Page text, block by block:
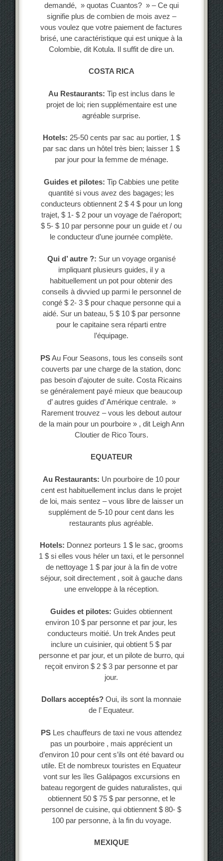
demandé, » quotas Cuantos? » – Ce qui
signifie plus de combien de mois avez –
vous voulez que votre paiement de factures
brisé, une caractéristique qui est unique à la
Colombie, dit Kotula. Il suffit de dire un.
COSTA RICA
Au Restaurants: Tip est inclus dans le
projet de loi; rien supplémentaire est une
agréable surprise.
Hotels: 25-50 cents par sac au portier, 1 $
par sac dans un hôtel très bien; laisser 1 $
par jour pour la femme de ménage.
Guides et pilotes: Tip Cabbies une petite
quantité si vous avez des bagages; les
conducteurs obtiennent 2 $ 4 $ pour un long
trajet, $ 1- $ 2 pour un voyage de l’aéroport;
$ 5- $ 10 par personne pour un guide et / ou
le conducteur d’une journée complète.
Qui d’ autre ?: Sur un voyage organisé
impliquant plusieurs guides, il y a
habituellement un pot pour obtenir des
conseils à divvied up parmi le personnel de
congé $ 2- 3 $ pour chaque personne qui a
aidé. Sur un bateau, 5 $ 10 $ par personne
pour le capitaine sera réparti entre
l’équipage.
PSAu Four Seasons, tous les conseils sont
couverts par une charge de la station, donc
pas besoin d’ajouter de suite. Costa Ricains
se généralement payé mieux que beaucoup
d’ autres guides d’ Amérique centrale. »
Rarement trouvez – vous les debout autour
de la main pour un pourboire » , dit Leigh Ann
Cloutier de Rico Tours.
EQUATEUR
Au Restaurants: Un pourboire de 10 pour
cent est habituellement inclus dans le projet
de loi, mais sentez – vous libre de laisser un
supplément de 5-10 pour cent dans les
restaurants plus agréable.
Hotels: Donnez porteurs 1 $ le sac, grooms
1 $ si elles vous héler un taxi, et le personnel
de nettoyage 1 $ par jour à la fin de votre
séjour, soit directement , soit à gauche dans
une enveloppe à la réception.
Guides et pilotes: Guides obtiennent
environ 10 $ par personne et par jour, les
conducteurs moitié. Un trek Andes peut
inclure un cuisinier, qui obtient 5 $ par
personne et par jour, et un pilote de burro, qui
reçoit environ $ 2 $ 3 par personne et par
jour.
Dollars acceptés?Oui, ils sont la monnaie
de l’ Equateur.
PSLes chauffeurs de taxi ne vous attendez
pas un pourboire , mais apprécient un
d’environ 10 pour cent s’ils ont été bavard ou
utile. Et de nombreux touristes en Equateur
vont sur les îles Galápagos excursions en
bateau regorgent de guides naturalistes, qui
obtiennent 50 $ 75 $ par personne, et le
personnel de cuisine, qui obtiennent $ 80- $
100 par personne, à la fin du voyage.
MEXIQUE